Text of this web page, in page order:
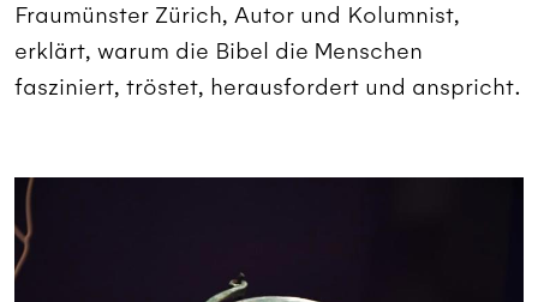
Fraumünster Zürich, Autor und Kolumnist,
erklärt, warum die Bibel die Menschen
fasziniert, tröstet, herausfordert und anspricht.